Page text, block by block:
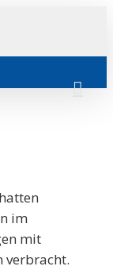
im
mit
verbracht.